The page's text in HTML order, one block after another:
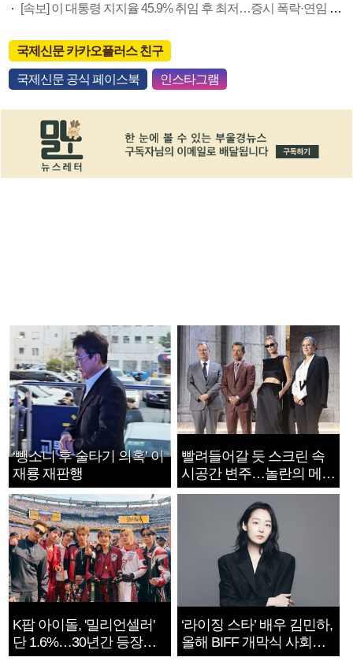
[속보] 이 대통령 지지율 45.9% 취임 후 최저…증시 폭락·연임 개헌 논란 영향
국제신문 카카오플러스 친구
국제신문 공식 페이스북 인스타그램
‘뺑소니 후 술타기 의혹’ 이
재룡 재판행
빨려들어갈 듯 스크린 속
시공간 변주…놀란의 메시
지는 ‘전쟁 속죄’
K팝 아이돌, '밀리언셀러'
단 1.6%…30년간 등장
1182개팀 전수조사
‘라이징 스타’ 배우 김민하,
올해 BIFF 개막식 사회자
확정